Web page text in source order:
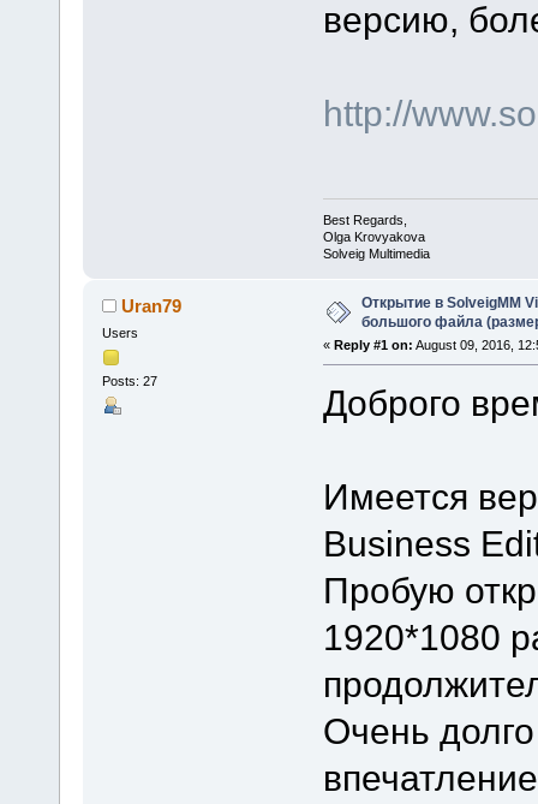
версию,
http://
Best Regards,
Olga Krovyakova
Solveig Multimedia
Uran79
Users
Posts: 27
Открытие в SolveigMM
большого файла
« Reply #1 on: August 09, 2016,
Доброго
Имеется
Business
Пробую
1920*1080
Очень